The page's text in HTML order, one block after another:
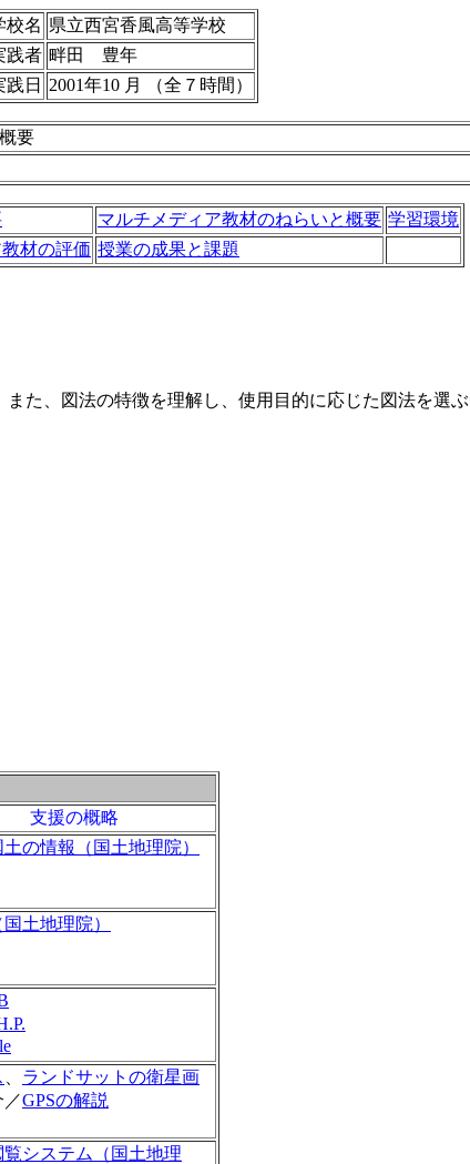
校名 県立西宮香風高等学校
践者 畔田 豊年
践日
2001年10 月 （全７時間）
概要
マルチメディア教材のねらいと概要 学習環境
材の評価 授業の成果と課題
た、図法の特徴を理解し、使用目的に応じた図法を選ぶ
支援の概略
の情報（国土地理院）
国土地理院）
ランドサットの衛星画
GPSの解説
システム（国土地理